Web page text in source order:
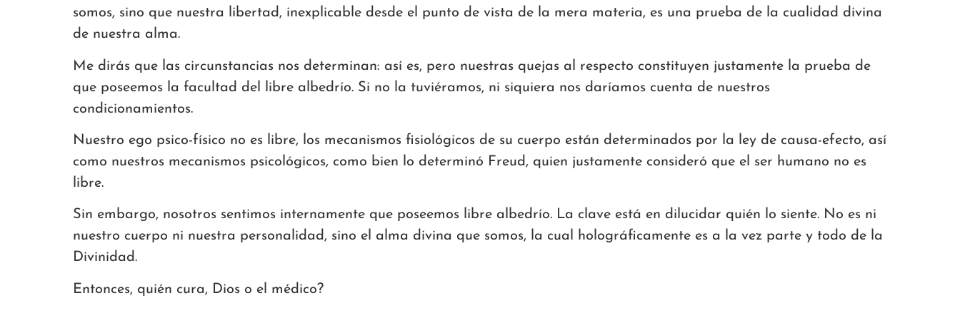
somos, sino que nuestra libertad, inexplicable desde el punto de vista de la mera materia, es una prueba de la cualidad divina
de nuestra alma.
Me dirás que las circunstancias nos determinan: así es, pero nuestras quejas al respecto constituyen justamente la prueba de
que poseemos la facultad del libre albedrío. Si no la tuviéramos, ni siquiera nos daríamos cuenta de nuestros
condicionamientos.
Nuestro ego psico-físico no es libre, los mecanismos fisiológicos de su cuerpo están determinados por la ley de causa-efecto, así
como nuestros mecanismos psicológicos, como bien lo determinó Freud, quien justamente consideró que el ser humano no es
libre.
Sin embargo, nosotros sentimos internamente que poseemos libre albedrío. La clave está en dilucidar quién lo siente. No es ni
nuestro cuerpo ni nuestra personalidad, sino el alma divina que somos, la cual holográficamente es a la vez parte y todo de la
Divinidad.
Entonces, quién cura, Dios o el médico?